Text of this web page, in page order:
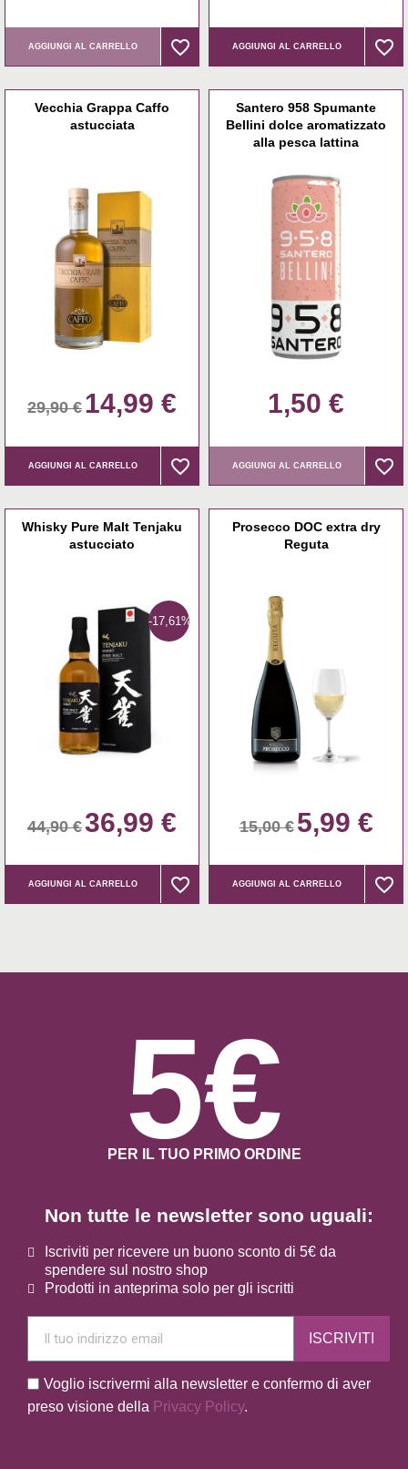
AGGIUNGI AL CARRELLO favorite_border
favorite_border AGGIUNGI AL CARRELLO favorite_border
favorite_border
Vecchia Grappa Caffo
astucciata
29,90 € 14,99 €
AGGIUNGI AL CARRELLO favorite_border
favorite_border
Santero 958 Spumante
Bellini dolce aromatizzato
alla pesca lattina
1,50 €
AGGIUNGI AL CARRELLO favorite_border
favorite_border
Whisky Pure Malt Tenjaku
astucciato
-17,61%
44,90 €36,99 €
AGGIUNGI AL CARRELLO favorite_border
favorite_border
Prosecco DOC extra dry
Reguta
15,00 € 5,99 €
AGGIUNGI AL CARRELLO favorite_border
favorite_border
Non tutte le newsletter sono uguali:
Iscriviti per ricevere un buono sconto di 5€ da
spendere sul nostro shop
Prodotti in anteprima solo per gli iscritti
ISCRIVITI
Voglio iscrivermi alla newsletter e confermo di aver
preso visione della Privacy Policy.
5€
PER IL TUO PRIMO ORDINE